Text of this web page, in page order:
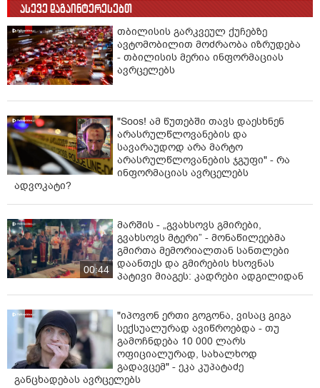
ასევე დაგაინტერესებთ
თბილისის გარკვეულ ქუჩებზე
ავტომობილით მოძრაობა იზრუდება
- თბილისის მერია ინფორმაციას
ავრცელებს
"Soos! ამ წუთებში თავს დაესხნენ
არასრულწლოვანების და
სავარაუდოდ არა მარტო
არასრულწლოვანების ჯგუფი" - რა
ინფორმაციას ავრცელებს
ადვოკატი?
00:44
მარშის - „გვახსოვს გმირები,
გვახსოვს მტერი” - მონაწილეებმა
გმირთა მემორიალთან სანთლები
დაანთეს და გმირების ხსოვნას
პატივი მიაგეს: კადრები ადგილიდან
"იპოვონ ერთი გოგონა, ვისაც გიგა
სექსუალურად ავიწროებდა - თუ
გამოჩნდება 10 000 ლარს
ოფიციალურად, სახალხოდ
გადავცემ" - ეკა კუპატაძე
განცხადებას ავრცელებს